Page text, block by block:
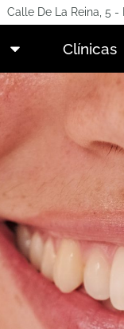
Calle De La Reina, 5
Clínicas